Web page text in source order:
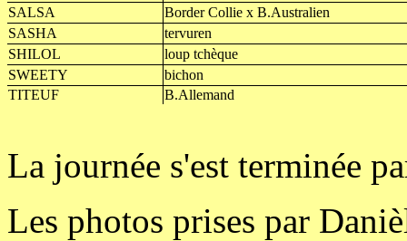
SALSA
Border Collie x B.Australien
SASHA
tervuren
SHILOL
loup tchèque
SWEETY
bichon
TITEUF
B.Allemand
La journée s'est terminée
Les photos prises par